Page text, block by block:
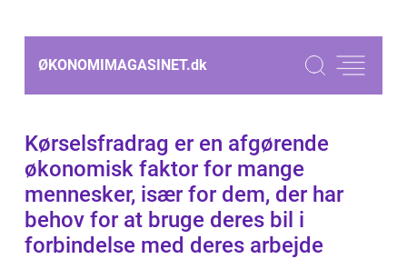
ØKONOMIMAGASINET.dk
Kørselsfradrag er en afgørende
økonomisk faktor for mange
mennesker, især for dem, der har
behov for at bruge deres bil i
forbindelse med deres arbejde